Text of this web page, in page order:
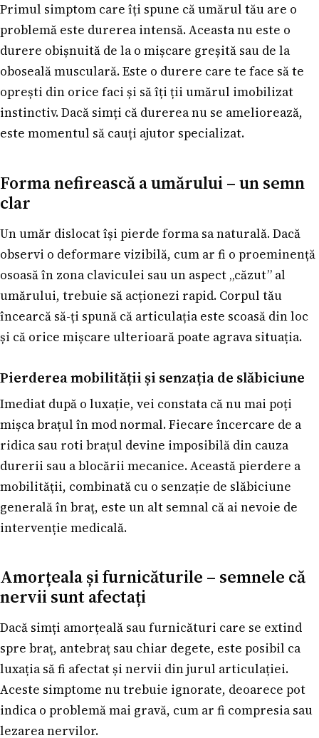
Primul simptom care îți spune că umărul tău are o
problemă este durerea intensă. Aceasta nu este o
durere obișnuită de la o mișcare greșită sau de la
oboseală musculară. Este o durere care te face să te
oprești din orice faci și să îți ții umărul imobilizat
instinctiv. Dacă simți că durerea nu se ameliorează,
este momentul să cauți ajutor specializat.
Forma nefirească a umărului – un semn
clar
Un umăr dislocat își pierde forma sa naturală. Dacă
observi o deformare vizibilă, cum ar fi o proeminență
osoasă în zona claviculei sau un aspect „căzut” al
umărului, trebuie să acționezi rapid. Corpul tău
încearcă să-ți spună că articulația este scoasă din loc
și că orice mișcare ulterioară poate agrava situația.
Pierderea mobilității și senzația de slăbiciune
Imediat după o luxație, vei constata că nu mai poți
mișca brațul în mod normal. Fiecare încercare de a
ridica sau roti brațul devine imposibilă din cauza
durerii sau a blocării mecanice. Această pierdere a
mobilității, combinată cu o senzație de slăbiciune
generală în braț, este un alt semnal că ai nevoie de
intervenție medicală.
Amorțeala și furnicăturile – semnele că
nervii sunt afectați
Dacă simți amorțeală sau furnicături care se extind
spre braț, antebraț sau chiar degete, este posibil ca
luxația să fi afectat și nervii din jurul articulației.
Aceste simptome nu trebuie ignorate, deoarece pot
indica o problemă mai gravă, cum ar fi compresia sau
lezarea nervilor.